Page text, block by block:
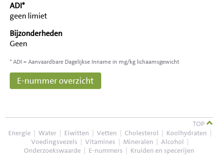
ADI*
geen limiet
Bijzonderheden
Geen
* ADI = Aanvaardbare Dagelijkse Inname in mg/kg lichaamsgewicht
E-nummer overzicht
TOP
Energie | Water | Eiwitten | Vetten | Cholesterol | Koolhydraten |
Voedingsvezels | Vitamines | Mineralen | Alcohol |
Onderzoekswaarde | E-nummers | Kruiden en specerijen